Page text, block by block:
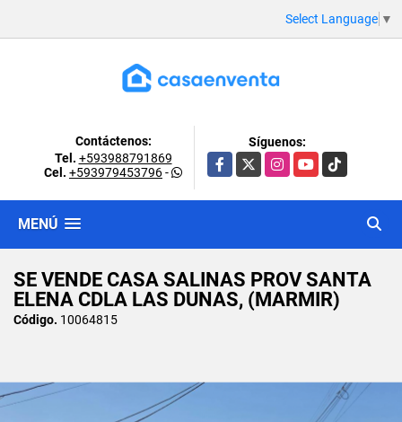
Select Language ▼
Contáctenos:
Tel. +593988791869
Cel. +593979453796-
Síguenos:
Facebook
X InstagramYouTubeTikTok
MENÚ
SE VENDE CASA SALINAS PROV SANTA
ELENA CDLA LAS DUNAS, (MARMIR)
Código. 10064815